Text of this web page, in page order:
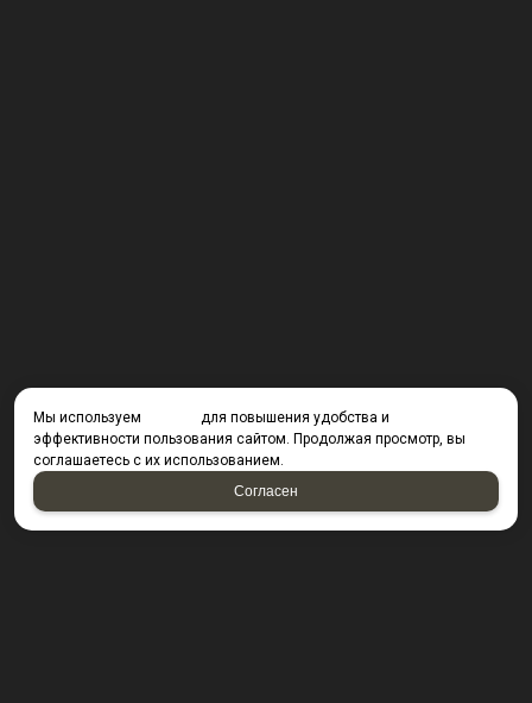
Мы используем
для повышения удобства и
эффективности пользования сайтом. Продолжая просмотр, вы
соглашаетесь с их использованием.
Согласен